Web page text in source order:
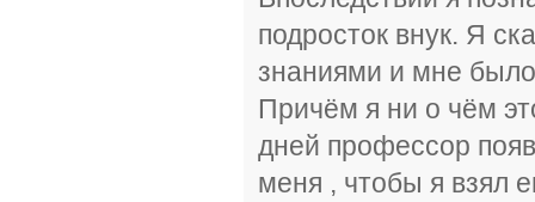
подросток внук. Я
знаниями и мне
Причём я ни о чём
дней профессор
меня , чтобы я взял